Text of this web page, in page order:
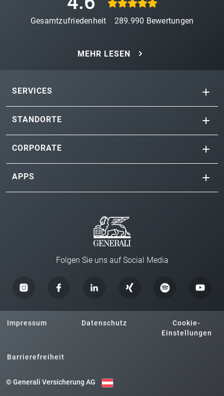
Gesamtzufriedenheit 289.990 Bewertungen
MEHR LESEN
SERVICES
STANDORTE
CORPORATE
APPS
Folgen Sie uns auf Social Media
Impressum Datenschutz
Cookie-
Einstellungen
Barrierefreiheit
© Generali Versicherung AG